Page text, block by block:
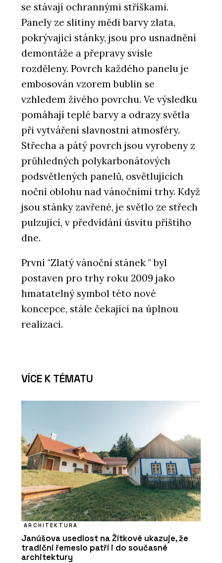
se stávají ochrannými stříškami.
Panely ze slitiny mědi barvy zlata,
pokrývající stánky, jsou pro usnadnění
demontáže a přepravy svisle
rozděleny. Povrch každého panelu je
embosován vzorem bublin se
vzhledem živého povrchu. Ve výsledku
pomáhají teplé barvy a odrazy světla
při vytváření slavnostní atmosféry.
Střecha a pátý povrch jsou vyrobeny z
průhledných polykarbonátových
podsvětlených panelů, osvětlujících
noční oblohu nad vánočními trhy. Když
jsou stánky zavřené, je světlo ze střech
pulzující, v předvídání úsvitu příštího
dne.
První "Zlatý vánoční stánek " byl
postaven pro trhy roku 2009 jako
hmatatelný symbol této nové
koncepce, stále čekající na úplnou
realizaci.
VÍCE K TÉMATU
ARCHITEKTURA
Janúšova usedlost na Žítkové ukazuje, že
tradiční řemeslo patří i do současné
architektury